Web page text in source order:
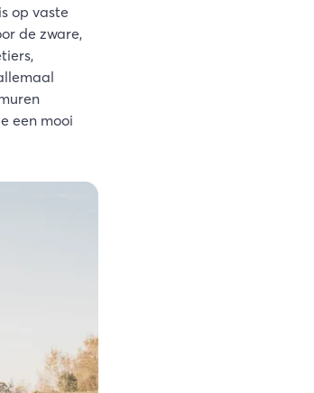
op vaste
de zware,
een mooi